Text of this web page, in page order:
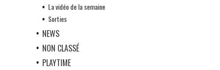
La vidéo de la semaine
Sorties
NEWS
NON CLASSÉ
PLAYTIME